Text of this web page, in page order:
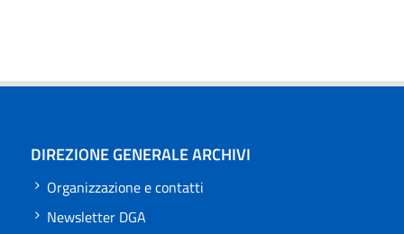
DIREZIONE GENERALE ARCHIVI
Organizzazione e contatti
Newsletter DGA